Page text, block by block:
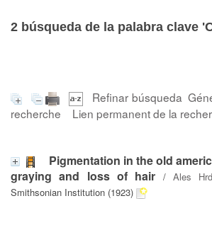
2 búsqueda de la palabra clave
Refinar búsqueda
recherche
Lien permanent de la
Pigmentation in the old
graying and loss of hair / Ales
Smithsonian Institution (1923)